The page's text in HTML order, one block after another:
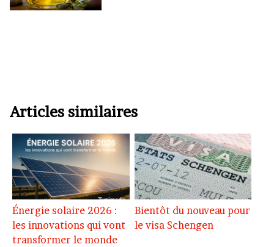
Articles similaires
Énergie solaire 2026 :
les innovations qui vont
transformer le monde
Bientôt du nouveau pour
le visa Schengen